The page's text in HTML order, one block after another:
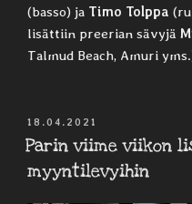
(basso) ja Timo Tolppa
lisättiin preerian sävyjä
Talmud Beach, Amuri
JULKAISTU
18.04.2021
Parin viime viikon
myyntilevyihin